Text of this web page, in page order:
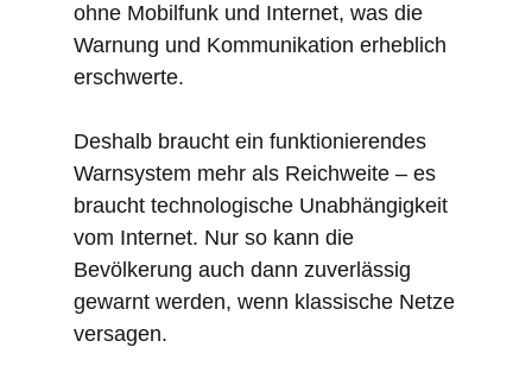
ohne Mobilfunk und Internet, was die
Warnung und Kommunikation erheblich
erschwerte.
Deshalb braucht ein funktionierendes
Warnsystem mehr als Reichweite – es
braucht technologische Unabhängigkeit
vom Internet. Nur so kann die
Bevölkerung auch dann zuverlässig
gewarnt werden, wenn klassische Netze
versagen.